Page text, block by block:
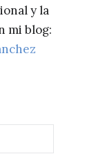
y la
mi blog: